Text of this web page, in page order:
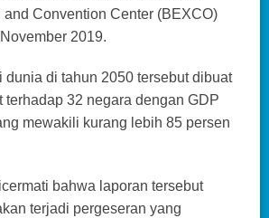
and Convention Center (BEXCO)
2019.
dunia di tahun 2050 tersebut dibuat
terhadap 32 negara dengan GDP
mewakili kurang lebih 85 persen
bahwa laporan tersebut
terjadi pergeseran yang